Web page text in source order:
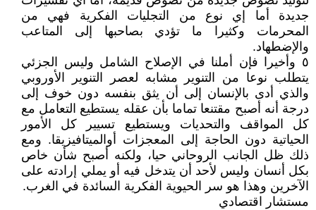
جديدة أما إي نوع من التجليات الفكرية فهي من
المحرمات وكثيرا ما تؤدي بصاحبها إلى المتاعب
والإضطهاد.
٥ وأخيرا فإن أملنا في الإصلاح الشامل وليس الجزئي
يتطلب نوعا من التنوير مشابه لعصر التنوير الأوروبي
والذي أدى بالإنسان إلى أن يثق بنفسه دون خوف إلى
درجة أنه أصبح مقتنعا تماما بأن عقله يستطيع التعامل مع
كل المواقف والتحديات ويستطيع تسيير كل الأمور
الحياتية دون الحاجة إلى المعجزات أوالميتافيزيقا. ومع
ذلك ظل الجانب الروحاني حيا، ولكنه أصبح شأن خاص
بكل أنسان وليس لأحد أن يتدخل فيه أو يملي إرادته على
الآخرين وهذا هو سر الحيوية الفكرية السائدة في الغرب.
مستشار اقتصادي